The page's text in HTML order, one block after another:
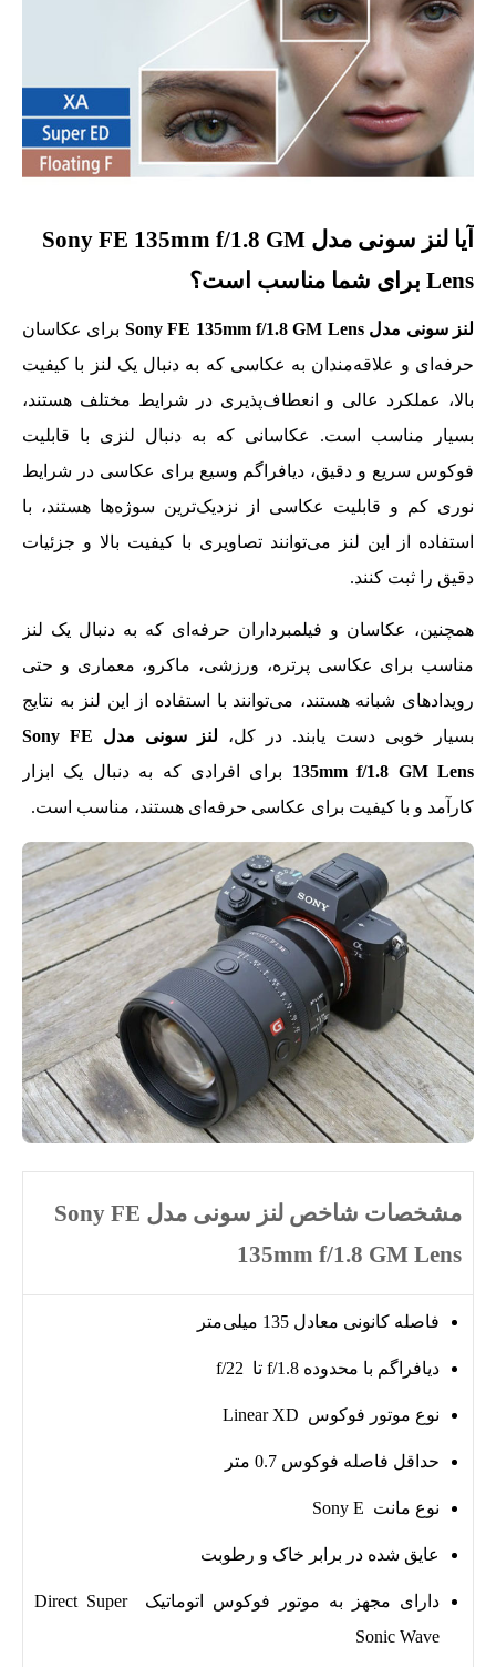
آیا لنز سونی مدل Sony FE 135mm f/1.8 GM
Lens برای شما مناسب است؟
لنز سونی مدل Sony FE 135mm f/1.8 GM Lens
برای عکاسان
حرفه‌ای و علاقه‌مندان به عکاسی که به دنبال یک لنز با کیفیت
بالا، عملکرد عالی و انعطاف‌پذیری در شرایط مختلف هستند،
بسیار مناسب است. عکاسانی که به دنبال لنزی با قابلیت
فوکوس سریع و دقیق، دیافراگم وسیع برای عکاسی در شرایط
نوری کم و قابلیت عکاسی از نزدیک‌ترین سوژه‌ها هستند، با
استفاده از این لنز می‌توانند تصاویری با کیفیت بالا و جزئیات
دقیق را ثبت کنند.
همچنین، عکاسان و فیلمبرداران حرفه‌ای که به دنبال یک لنز
مناسب برای عکاسی پرتره، ورزشی، ماکرو، معماری و حتی
رویدادهای شبانه هستند، می‌توانند با استفاده از این لنز به نتایج
بسیار خوبی دست یابند. در کل،
لنز سونی مدل Sony FE
135mm f/1.8 GM Lens برای افرادی که به دنبال یک ابزار
کارآمد و با کیفیت برای عکاسی حرفه‌ای هستند، مناسب است.
مشخصات شاخص لنز سونی مدل Sony FE
135mm f/1.8 GM Lens
فاصله کانونی معادل 135 میلی‌متر
دیافراگم با محدوده f/1.8 تا f/22
نوع موتور فوکوس Linear XD
حداقل فاصله فوکوس 0.7 متر
نوع مانت Sony E
عایق شده در برابر خاک و رطوبت
دارای مجهز به موتور فوکوس اتوماتیک Direct Super
Sonic Wave